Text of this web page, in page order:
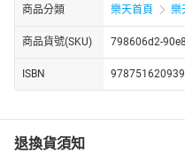
商品分類 樂天首頁 樂
商品貨號(SKU) 798606d2-
ISBN
退換貨須知